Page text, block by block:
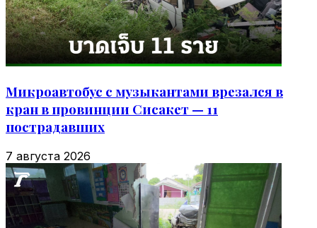
Микроавтобус с музыкантами врезался в
кран в провинции Сисакет — 11
пострадавших
7 августа 2026